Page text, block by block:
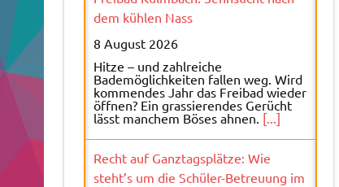
dem kühlen Nass
8 August 2026
Hitze – und zahlreiche
Bademöglichkeiten fallen weg. Wird
kommendes Jahr das Freibad wieder
öffnen? Ein grassierendes Gerücht
lässt manchem Böses ahnen. [...]
Recht auf Ganztagsplätze: Wie
steht’s um die Schüler-Betreuung im